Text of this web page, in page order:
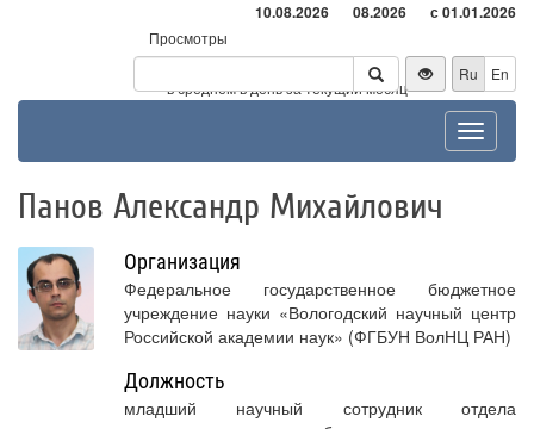
10.08.2026 08.2026 с 01.01.2026
Просмотры
Посетители
* - в среднем в день за текущий месяц
Ru En
Toggle
Панов Александр Михайлович
Организация
Федеральное государственное бюджетное
учреждение науки «Вологодский научный центр
Российской академии наук» (ФГБУН ВолНЦ РАН)
Должность
младший научный сотрудник отдела